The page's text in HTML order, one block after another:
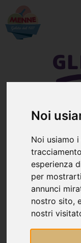
Noi
Noi usiamo
esperienza
per
annunci
nostro sito,
nostri